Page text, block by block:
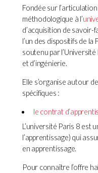
Fondée sur
méthodologique à l’
d’acquisition de savoir-
l’un des dispositifs de
soutenu par
et d’ingénierie.
Elle s’organise autour
spécifiques :
le contrat
L’université Paris 8 est
l’apprentissage) qui
en apprentissage.
Pour connaître l’offre